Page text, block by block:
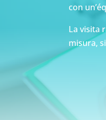
con
La visita
misura,